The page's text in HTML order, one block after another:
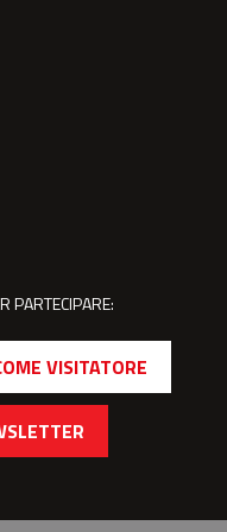
PARTECIPARE:
VISITATORE